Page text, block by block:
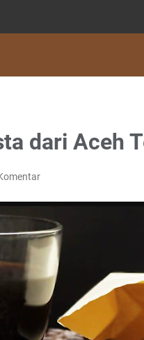
dari Aceh